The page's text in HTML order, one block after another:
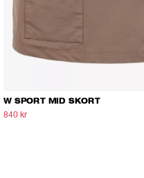
W SPORT MID SKORT
840 kr